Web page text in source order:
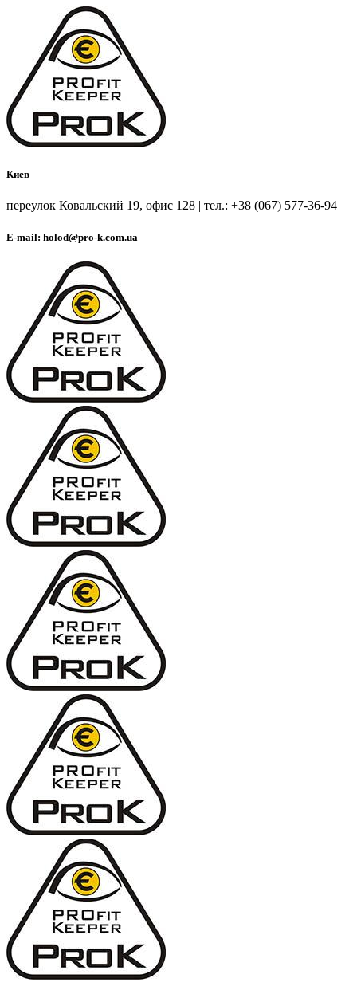
Киев
переулок Ковальский 19, офис 128 | тел.: +38 (067) 577-36-94
E-mail: holod@pro-k.com.ua